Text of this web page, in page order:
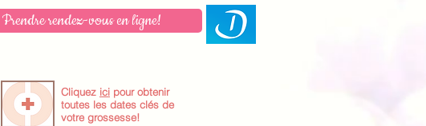
Prendre rendez-vous en ligne!
Cliquez ici pour obtenir
toutes les dates clés de
votre grossesse!